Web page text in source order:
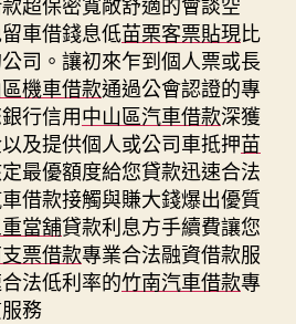
車借錢息低苗栗客票貼現比
司。讓初來乍到個人票或長
機車借款通過公會認證的專
行信用中山區汽車借款深獲
及提供個人或公司車抵押苗
最優額度給您貸款迅速合法
借款接觸與賺大錢爆出優質
當舖貸款利息方手續費讓您
票借款專業合法融資借款服
法低利率的竹南汽車借款專
務